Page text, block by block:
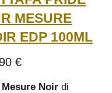
MESURE
EDP 100ML
€
Noir di